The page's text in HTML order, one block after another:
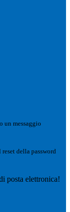
un messaggio
della password
posta elettronica!